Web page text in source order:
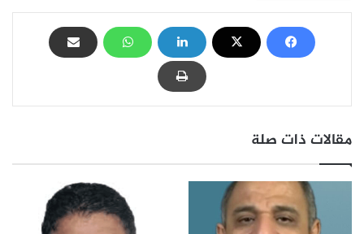
مقالات ذات صلة